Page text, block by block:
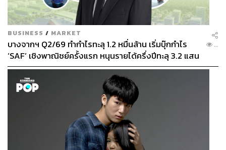
BUSINESS / MARKET
บางจากฯ Q2/69 ทำกำไรทะลุ 1.2 หมื่นล้าน เริ่มบุ๊กกำไร
‘SAF’ เชิงพาณิชย์ครั้งแรก หนุนรายได้ครึ่งปีทะลุ 3.2 แสน
ล้าน
...